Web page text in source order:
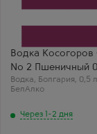
Водка Косогоров
№ 2 Пшеничный
Водка, Болгария, 0,5 л
БелАлко
Через 1-2 дня
Pshenichnyi
Косогоров
Дарья
Косогоров
№2 0.5 —
хлебной нотой.
пшеничная
Удивил за такую